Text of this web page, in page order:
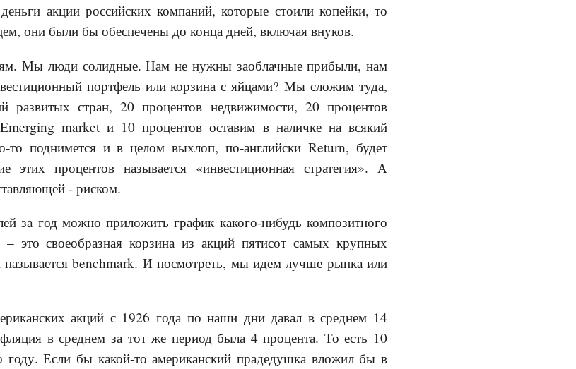
акции российских компаний, которые стоили копейки, то
они были бы обеспечены до конца дней, включая внуков.
Мы люди солидные. Нам не нужны заоблачные прибыли, нам
портфель или корзина с яйцами? Мы сложим туда,
развитых стран, 20 процентов недвижимости, 20 процентов
market и 10 процентов оставим в наличке на всякий
то поднимется и в целом выхлоп, по-английски Return, будет
этих процентов называется «инвестиционная стратегия». А
- риском.
за год можно приложить график какого-нибудь композитного
это своеобразная корзина из акций пятисот самых крупных
benchmark. И посмотреть, мы идем лучше рынка или
акций с 1926 года по наши дни давал в среднем 14
в среднем за тот же период была 4 процента. То есть 10
году. Если бы какой-то американский прадедушка вложил бы в